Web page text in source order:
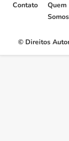
© Direitos
Contato
Quem
Somos